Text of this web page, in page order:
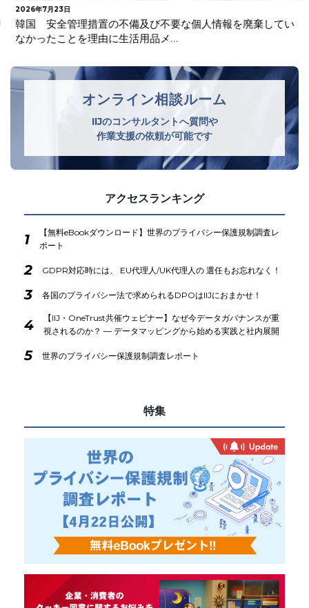
2026年7月23日
韓国 安全管理措置の不備及び不要な個人情報を廃棄してい
なかったことを理由に生活用品メ…
オンライン相談ルーム
IIJのコンサルタントへ質問や
作業支援の依頼が可能です
アクセスランキング
1
【無料eBookダウンロード】世界のプライバシー保護規制調査レ
ポート
2 GDPR対応時には、 EU代理人/UK代理人の 選任もお忘れなく！
3 各国のプライバシー法で求められるDPOはIIJにおまかせ！
4
【IIJ・OneTrust共催ウェビナー】なぜ今データガバナンスが重
視されるのか？ ― データマッピングから始める実践と社内展開
5 世界のプライバシー保護規制調査レポート
特集